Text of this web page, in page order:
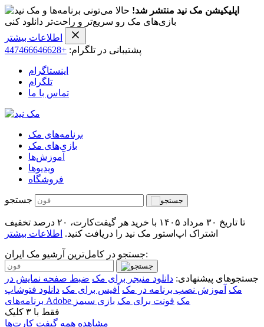
اپلیکیشن مک نید منتشر شد! حالا می‌تونی برنامه‌ها و
بازی‌های مک رو سریع‌تر و راحت‌تر دانلود کنی
اطلاعات بیشتر
پشتیبانی در تلگرام: +447466646628
اینستاگرام
تلگرام
تماس با ما
برنامه‌های مک
بازی‌های مک
آموزش‌ها
ویدیو‌ها
فروشگاه
جستجو
تا تاریخ ۳۰ مرداد ۱۴۰۵ با خرید هر گیفت‌کارت، ۲۰ درصد تخفیف
اشتراک اپ‌استور مک نید را دریافت کنید. اطلاعات بیشتر
جستجو در کامل‌ترین آرشیو مک ایران:
جستجوهای پیشنهادی: دانلود منیجر برای مک ضبط صفحه نمایش در
مک آموزش نصب برنامه در مک آفیس برای مک دانلود فتوشاپ
برنامه‌های Adobe مک فونت برای مک بازی سیمز
فقط با ۳ کلیک
مشاهده همه گیفت کارت‌ها